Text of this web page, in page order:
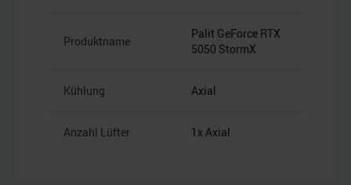
Produktname
Palit GeForce RTX
5050 StormX
Kühlung Axial
Anzahl Lüfter 1x Axial